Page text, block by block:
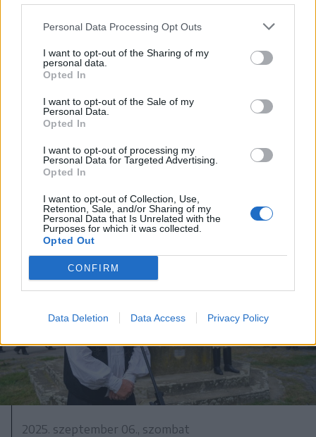
Personal Data Processing Opt Outs
I want to opt-out of the Sharing of my
personal data.
Opted In
I want to opt-out of the Sale of my
Personal Data.
Opted In
I want to opt-out of processing my
Personal Data for Targeted Advertising.
Opted In
I want to opt-out of Collection, Use,
Retention, Sale, and/or Sharing of my
Personal Data that Is Unrelated with the
Purposes for which it was collected.
Opted Out
CONFIRM
Data Deletion Data Access Privacy Policy
2025. szeptember 08., hétfő
főzőversennyel
2025. szeptember 06., szombat